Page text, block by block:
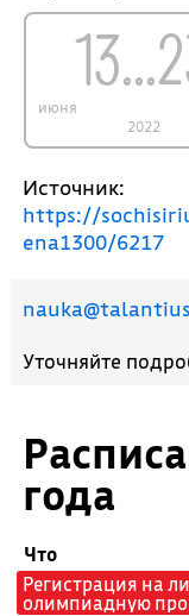
года
Что
Регистрация на
олимпиадную
июня
2022
Источник:
https://
ena1300/6217
Уточняйте